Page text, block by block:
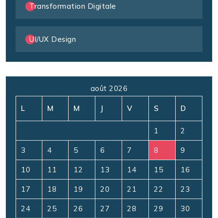
Transformation Digitale
UI/UX Design
août 2026
L M M J V S D
1 2
3 4 5 6 7 8 9
10 11 12 13 14 15 16
17 18 19 20 21 22 23
24 25 26 27 28 29 30